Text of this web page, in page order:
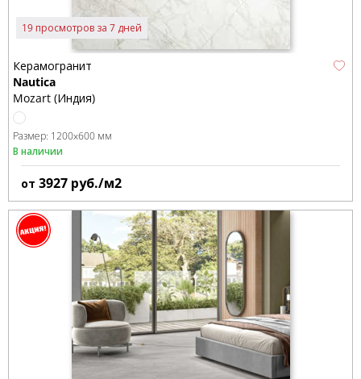
19 просмотров за 7 дней
Керамогранит
Nautica
Mozart (Индия)
Размер: 1200x600 мм
В наличии
от 3927 руб./м2